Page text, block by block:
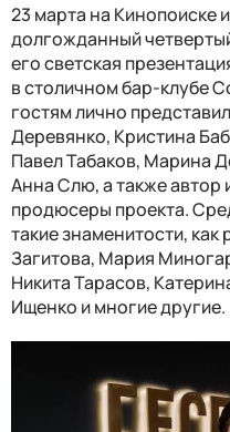
23 марта на Кинопоиске
долгожданный
его светская
в столичномбар-клубе
гостям лично
Деревянко, Кристина
Павел Табаков, Марина
Анна Слю, а также автор
продюсеры проекта.
такие знаменитости,
Загитова, Мария
Никита Тарасов,
Ищенко и многие другие.